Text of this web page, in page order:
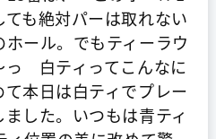
も絶対パーは取れない
ール。でもティーラウ
っ 白ティってこんなに
本日は白ティでプレー
した。いつもは青ティ